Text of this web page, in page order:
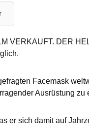
VERKAUFT. DER
Facemask
Ausrüstung
er sich damit auf